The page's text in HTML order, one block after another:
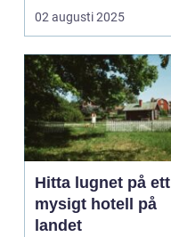
02 augusti 2025
Hitta lugnet på ett
mysigt hotell på
landet